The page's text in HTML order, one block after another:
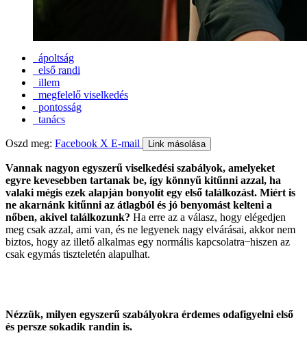
ápoltság
első randi
illem
megfelelő viselkedés
pontosság
tanács
Oszd meg: Facebook X E-mail Link másolása
Vannak nagyon egyszerű viselkedési szabályok, amelyeket
egyre kevesebben tartanak be, így könnyű kitűnni azzal, ha
valaki mégis ezek alapján bonyolít egy első találkozást. Miért is
ne akarnánk kitűnni az átlagból és jó benyomást kelteni a
nőben, akivel találkozunk? Ha erre az a válasz, hogy elégedjen
meg csak azzal, ami van, és ne legyenek nagy elvárásai, akkor nem
biztos, hogy az illető alkalmas egy normális kapcsolatra ̶ hiszen az
csak egymás tiszteletén alapulhat.
Nézzük, milyen egyszerű szabályokra érdemes odafigyelni első
és persze sokadik randin is.